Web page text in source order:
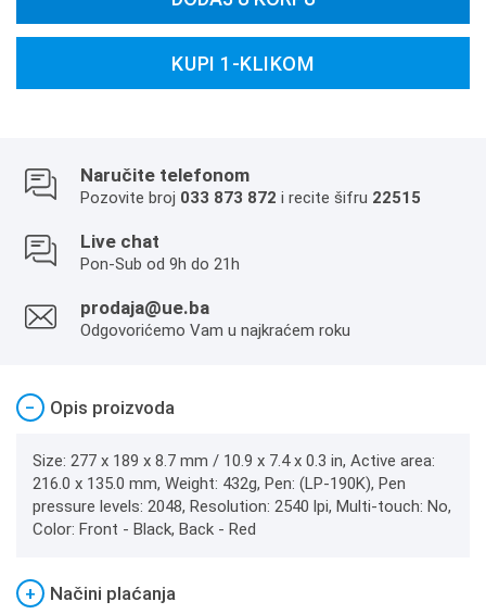
KUPI 1-KLIKOM
Naručite telefonom
Pozovite broj 033 873 872 i recite šifru 22515
Live chat
Pon-Sub od 9h do 21h
prodaja@ue.ba
Odgovorićemo Vam u najkraćem roku
− Opis proizvoda
Size: 277 x 189 x 8.7 mm / 10.9 x 7.4 x 0.3 in, Active area:
216.0 x 135.0 mm, Weight: 432g, Pen: (LP-190K), Pen
pressure levels: 2048, Resolution: 2540 lpi, Multi-touch: No,
Color: Front - Black, Back - Red
+ Načini plaćanja